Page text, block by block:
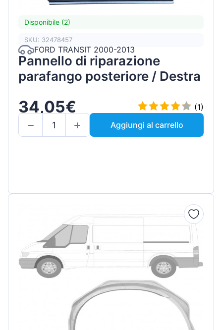
Disponibile (2)
SKU: 32478457
FORD TRANSIT 2000-2013
Pannello di riparazione
parafango posteriore / Destra
34,05€
(1)
Aggiungi al carrello